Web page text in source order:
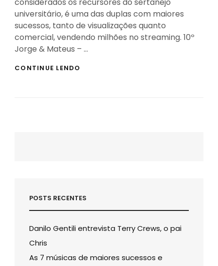
universitário, é uma das duplas com maiores
sucessos, tanto de visualizações quanto
comercial, vendendo milhões no streaming. 10º
Jorge & Mateus – …
CONTINUE LENDO
POSTS RECENTES
Danilo Gentili entrevista Terry Crews, o pai
Chris
As 7 músicas de maiores sucessos e